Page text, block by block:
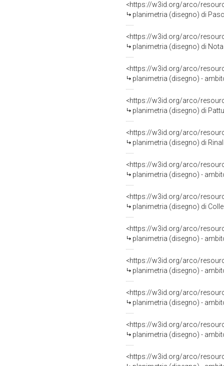
<https://w3id.org/arco/
planimetria (disegno) di
<https://w3id.org/arco/
planimetria (disegno) di
<https://w3id.org/arco/
planimetria (disegno) -
<https://w3id.org/arco/
planimetria (disegno) di
<https://w3id.org/arco/
planimetria (disegno) di
<https://w3id.org/arco/
planimetria (disegno) -
<https://w3id.org/arco/
planimetria (disegno) di
<https://w3id.org/arco/
planimetria (disegno) -
<https://w3id.org/arco/
planimetria (disegno) -
<https://w3id.org/arco/
planimetria (disegno) -
<https://w3id.org/arco/
planimetria (disegno) -
<https://w3id.org/arco/